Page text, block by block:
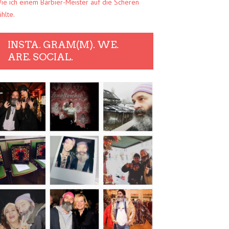
ich einem Barbier-Meister auf die Scheren
INSTA. GRAM(M). WE.
ARE. SOCIAL.